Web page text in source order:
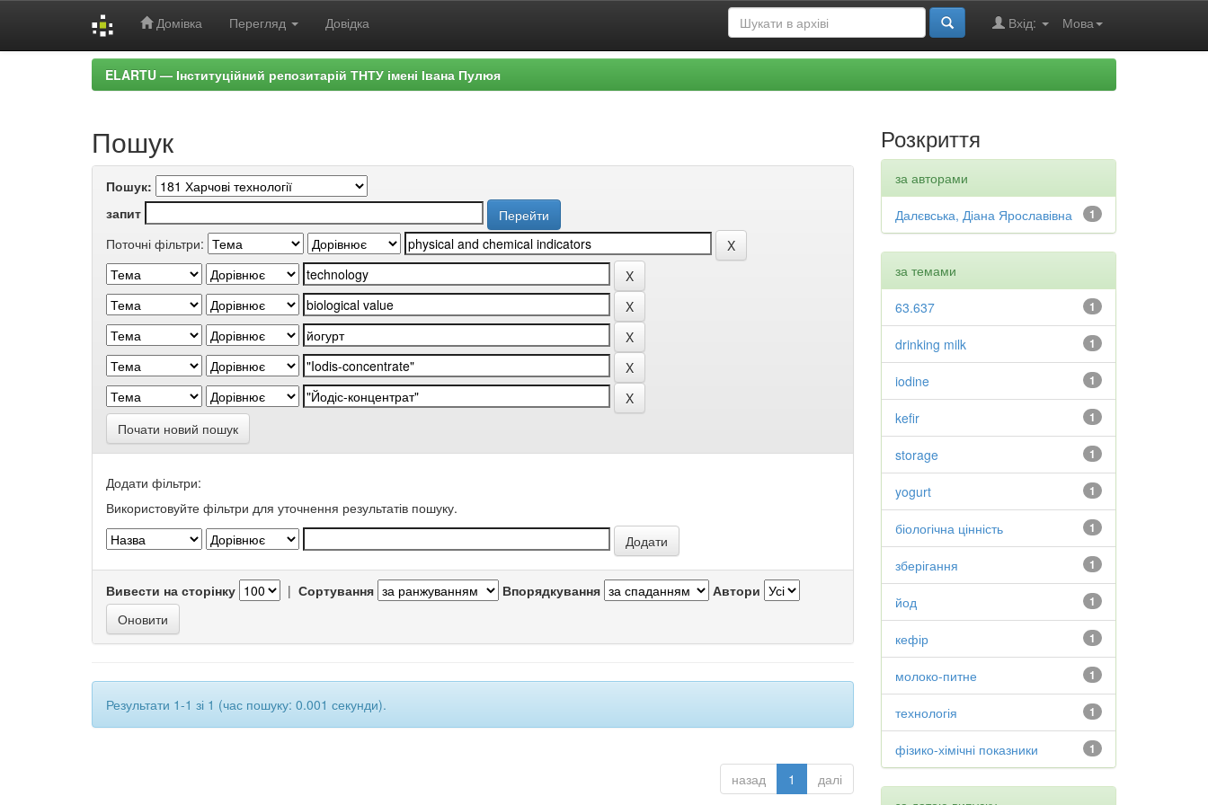
Домівка Перегляд Довідка Мова
Вхід:
ELARTU — Інституційний репозитарій ТНТУ імені Івана Пулюя
Пошук
Пошук:
запит
Поточні фільтри:
Почати новий пошук
Додати фільтри:
Використовуйте фільтри для уточнення результатів пошуку.
Вивести на сторінку | Сортування Впорядкування Автори
Результати 1-1 зі 1 (час пошуку: 0.001 секунди).
назад 1 далі
Розкриття
за авторами
1
Далєвська, Діана Ярославівна
за темами
1
63.637
1
drinking milk
1
iodine
1
kefir
1
storage
1
yogurt
1
біологічна цінність
1
зберігання
1
йод
1
кефір
1
молоко-питне
1
технологія
1
фізико-хімічні показники